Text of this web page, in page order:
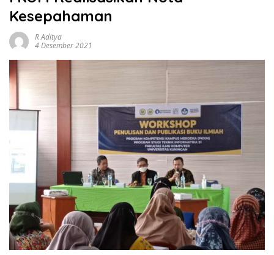
Kesepahaman
R Aditya
4 Desember 2021